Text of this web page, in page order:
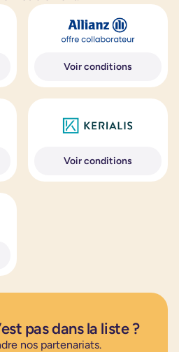
Voir conditions
Voir conditions
pas dans la liste ?
nos partenariats.